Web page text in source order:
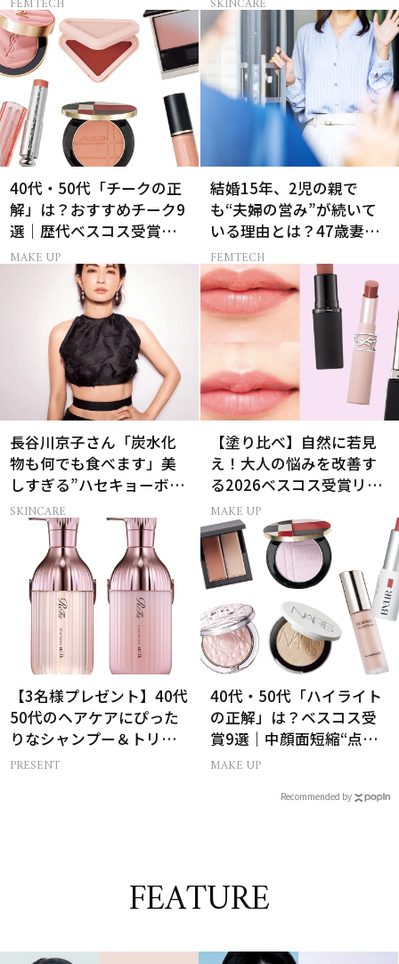
40代・50代「チークの正
解」は？おすすめチーク9
選｜歴代ベスコス受賞ま
とめ＆正しい使い方
MAKE UP
結婚15年、2児の親で
も“夫婦の営み”が続いて
いる理由とは？47歳妻が
実践する【レスにならな
いコツ】
FEMTECH
長谷川京子さん「炭水化
物も何でも食べます」美
しすぎる”ハセキョーボデ
ィ”を作る秘訣
SKINCARE
【塗り比べ】自然に若見
え！大人の悩みを改善す
る2026ベスコス受賞リッ
プTOP3
MAKE UP
【3名様プレゼント】40代
50代のヘアケアにぴった
りなシャンプー＆トリー
トメントで、うねり悩み
PRESENT
40代・50代「ハイライト
の正解」は？ベスコス受
賞9選｜中顔面短縮“点置
き”メイク法も
MAKE UP
Recommended by
FEATURE